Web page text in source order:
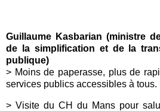
Guillaume Kasbarian (ministre
de la simplification et de la
publique)
> Moins de paperasse, plus de
services publics accessibles à tous.
> Visite du CH du Mans pour